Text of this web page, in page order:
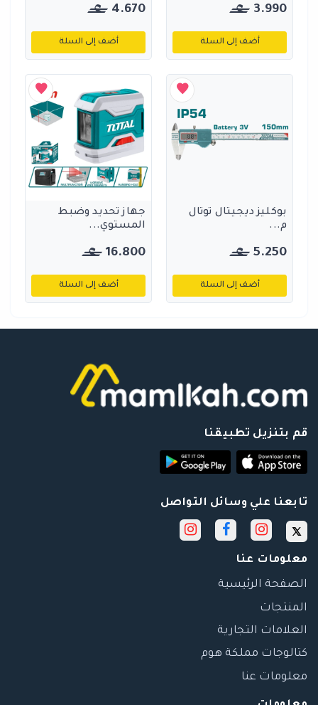
3.990
أضف إلى السلة
4.670
أضف إلى السلة
بوكليز ديجيتال توتال
م...
5.250
أضف إلى السلة
جهاز تحديد وضبط
المستوي...
16.800
أضف إلى السلة
قم بتنزيل تطبيقنا
تابعنا علي وسائل التواصل
معلومات عنا
الصفحة الرئيسية
المنتجات
العلامات التجارية
كتالوجات مملكة هوم
معلومات عنا